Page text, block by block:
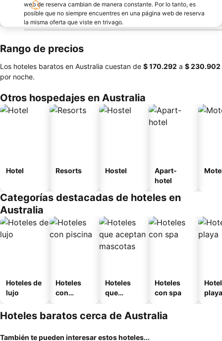
web de reserva cambian de manera constante. Por lo tanto, es
posible que no siempre encuentres en una página web de reserva
la misma oferta que viste en trivago.
Rango de precios
Los hoteles baratos en Australia cuestan de ‎$ 170.292 a ‎$ 230.902
por noche.
Otros hospedajes en Australia
Hotel Resorts Hostel
Apart-
hotel
Categorías destacadas de hoteles en
Australia
Hoteles de
lujo
Hoteles
con
Hoteles
que
mascotas
Hoteles
con spa
playa
Hoteles baratos cerca de Australia
También te pueden interesar estos hoteles...